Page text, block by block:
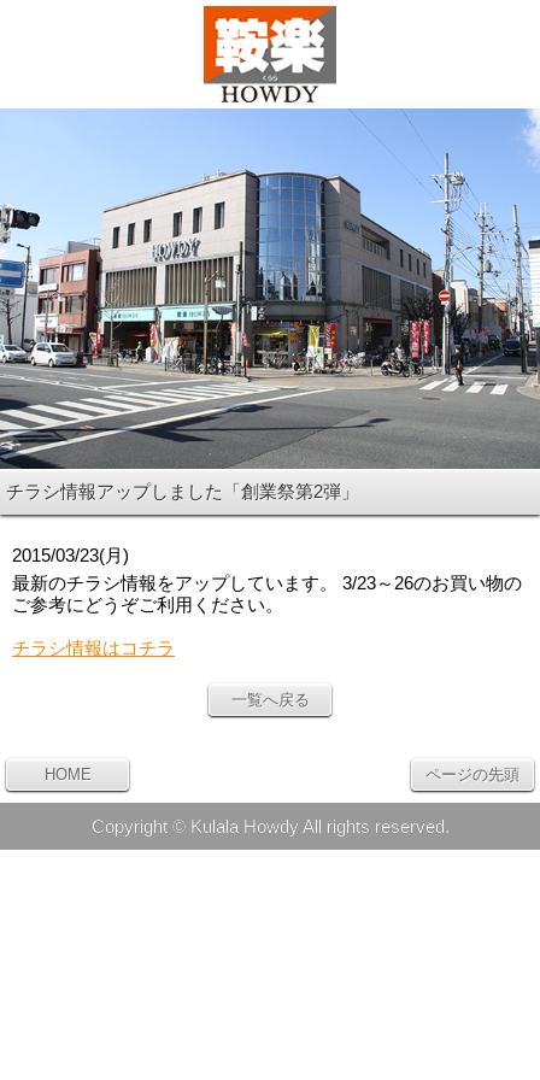
チラシ情報アップしました「創業祭第2弾」
2015/03/23(月)
最新のチラシ情報をアップしています。 3/23～26のお買い物の
ご参考にどうぞご利用ください。
チラシ情報はコチラ
一覧へ戻る
HOME ページの先頭
Copyright © Kulala Howdy All rights reserved.